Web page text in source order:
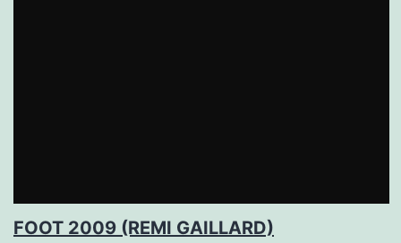
FOOT 2009 (REMI GAILLARD)